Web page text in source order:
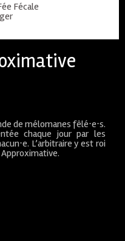
Fécale
de mélomanes fêlé⋅e⋅s.
chaque jour par les
L’arbitraire y est roi
Approximative.